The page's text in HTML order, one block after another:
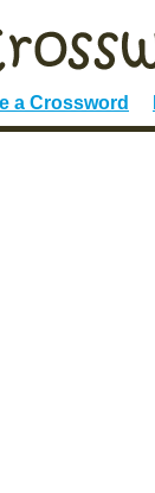
a Crossword